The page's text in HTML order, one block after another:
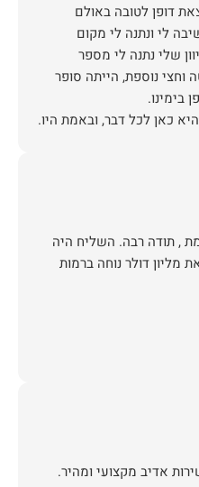
דופן לטובה באולם
לי ונתנה לי מקום
שלי נתנה לי מספר
וחצי נוספת, הייתה סופר
, תודה רבה. השליח היה
מליון דולר נוחה ברמות
אדיב מקצועי ומהיר.